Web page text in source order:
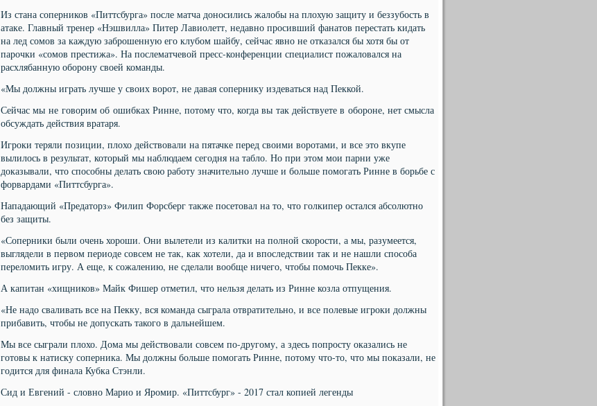
Из стана соперников «Питтсбурга» после матча доносились жалобы на плохую защиту и беззубость в
атаке. Главный тренер «Нэшвилла» Питер Лавиолетт, недавно просивший фанатов перестать кидать
на лед сомов за каждую заброшенную его клубом шайбу, сейчас явно не отказался бы хотя бы от
парочки «сомов престижа». На послематчевой пресс-конференции специалист пожаловался на
расхлябанную оборону своей команды.
«Мы должны играть лучше у своих ворот, не давая сопернику издеваться над Пеккой.
Сейчас мы не говорим об ошибках Ринне, потому что, когда вы так действуете в обороне, нет смысла
обсуждать действия вратаря.
Игроки теряли позиции, плохо действовали на пятачке перед своими воротами, и все это вкупе
вылилось в результат, который мы наблюдаем сегодня на табло. Но при этом мои парни уже
доказывали, что способны делать свою работу значительно лучше и больше помогать Ринне в борьбе с
форвардами «Питтсбурга».
Нападающий «Предаторз» Филип Форсберг также посетовал на то, что голкипер остался абсолютно
без защиты.
«Соперники были очень хороши. Они вылетели из калитки на полной скорости, а мы, разумеется,
выглядели в первом периоде совсем не так, как хотели, да и впоследствии так и не нашли способа
переломить игру. А еще, к сожалению, не сделали вообще ничего, чтобы помочь Пекке».
А капитан «хищников» Майк Фишер отметил, что нельзя делать из Ринне козла отпущения.
«Не надо сваливать все на Пекку, вся команда сыграла отвратительно, и все полевые игроки должны
прибавить, чтобы не допускать такого в дальнейшем.
Мы все сыграли плохо. Дома мы действовали совсем по-другому, а здесь попросту оказались не
готовы к натиску соперника. Мы должны больше помогать Ринне, потому что-то, что мы показали, не
годится для финала Кубка Стэнли.
Сид и Евгений - словно Марио и Яромир. «Питтсбург» - 2017 стал копией легенды